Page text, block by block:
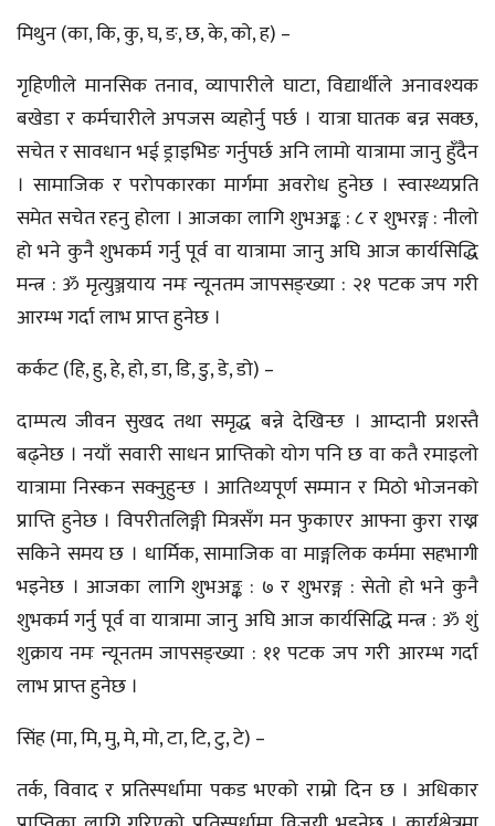
मिथुन (का, कि, कु, घ, ङ, छ, के, को, ह) –
गृहिणीले मानसिक तनाव, व्यापारीले घाटा, विद्यार्थीले अनावश्यक
बखेडा र कर्मचारीले अपजस व्यहोर्नु पर्छ । यात्रा घातक बन्न सक्छ,
सचेत र सावधान भई ड्राइभिङ गर्नुपर्छ अनि लामो यात्रामा जानु हुँदैन
। सामाजिक र परोपकारका मार्गमा अवरोध हुनेछ । स्वास्थ्यप्रति
समेत सचेत रहनु होला । आजका लागि शुभअङ्क : ८ र शुभरङ्ग : नीलो
हो भने कुनै शुभकर्म गर्नु पूर्व वा यात्रामा जानु अघि आज कार्यसिद्धि
मन्त्र : ॐ मृत्युञ्जयाय नमः न्यूनतम जापसङ्ख्या : २१ पटक जप गरी
आरम्भ गर्दा लाभ प्राप्त हुनेछ ।
कर्कट (हि, हु, हे, हो, डा, डि, डु, डे, डो) –
दाम्पत्य जीवन सुखद तथा समृद्ध बन्ने देखिन्छ । आम्दानी प्रशस्तै
बढ्नेछ । नयाँ सवारी साधन प्राप्तिको योग पनि छ वा कतै रमाइलो
यात्रामा निस्कन सक्नुहुन्छ । आतिथ्यपूर्ण सम्मान र मिठो भोजनको
प्राप्ति हुनेछ । विपरीतलिङ्गी मित्रसँग मन फुकाएर आफ्ना कुरा राख्न
सकिने समय छ । धार्मिक, सामाजिक वा माङ्गलिक कर्ममा सहभागी
भइनेछ । आजका लागि शुभअङ्क : ७ र शुभरङ्ग : सेतो हो भने कुनै
शुभकर्म गर्नु पूर्व वा यात्रामा जानु अघि आज कार्यसिद्धि मन्त्र : ॐ शुं
शुक्राय नमः न्यूनतम जापसङ्ख्या : ११ पटक जप गरी आरम्भ गर्दा
लाभ प्राप्त हुनेछ ।
सिंह (मा, मि, मु, मे, मो, टा, टि, टु, टे) –
तर्क, विवाद र प्रतिस्पर्धामा पकड भएको राम्रो दिन छ । अधिकार